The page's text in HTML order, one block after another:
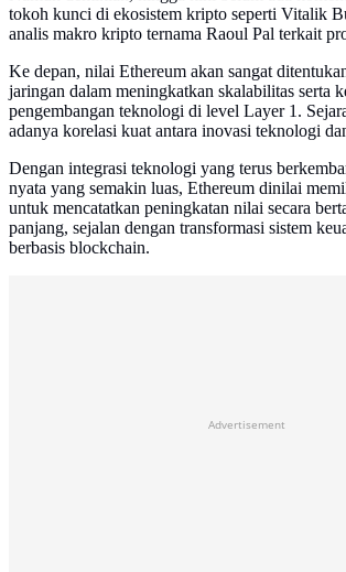
tokoh kunci di ekosistem kripto seperti Vitalik
analis makro kripto ternama Raoul Pal terkait
Ke depan, nilai Ethereum akan sangat
jaringan dalam meningkatkan skalabilitas serta
pengembangan teknologi di level Layer 1.
adanya korelasi kuat antara inovasi teknologi
Dengan integrasi teknologi yang terus
nyata yang semakin luas, Ethereum dinilai
untuk mencatatkan peningkatan nilai secara
panjang, sejalan dengan transformasi sistem
berbasis blockchain.
Advertisement